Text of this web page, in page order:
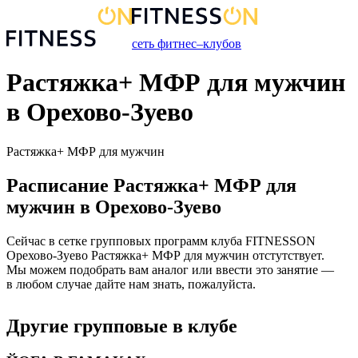
сеть фитнес–клубов
Растяжка+ МФР для мужчин
в Орехово-Зуево
Растяжка+ МФР для мужчин
Расписание Растяжка+ МФР для
мужчин в Орехово-Зуево
Сейчас в сетке групповых программ клуба FITNESSON
Орехово-Зуево Растяжка+ МФР для мужчин отстутствует.
Мы можем подобрать вам аналог или ввести это занятие —
в любом случае дайте нам знать, пожалуйста.
Другие групповые в клубе